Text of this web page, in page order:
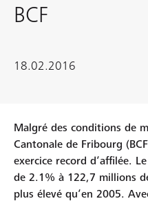
BCF
18.02.2016
Malgré des conditions de
Cantonale de Fribourg
exercice record d’affilée.
de 2.1% à 122,7 millions
plus élevé qu’en 2005.